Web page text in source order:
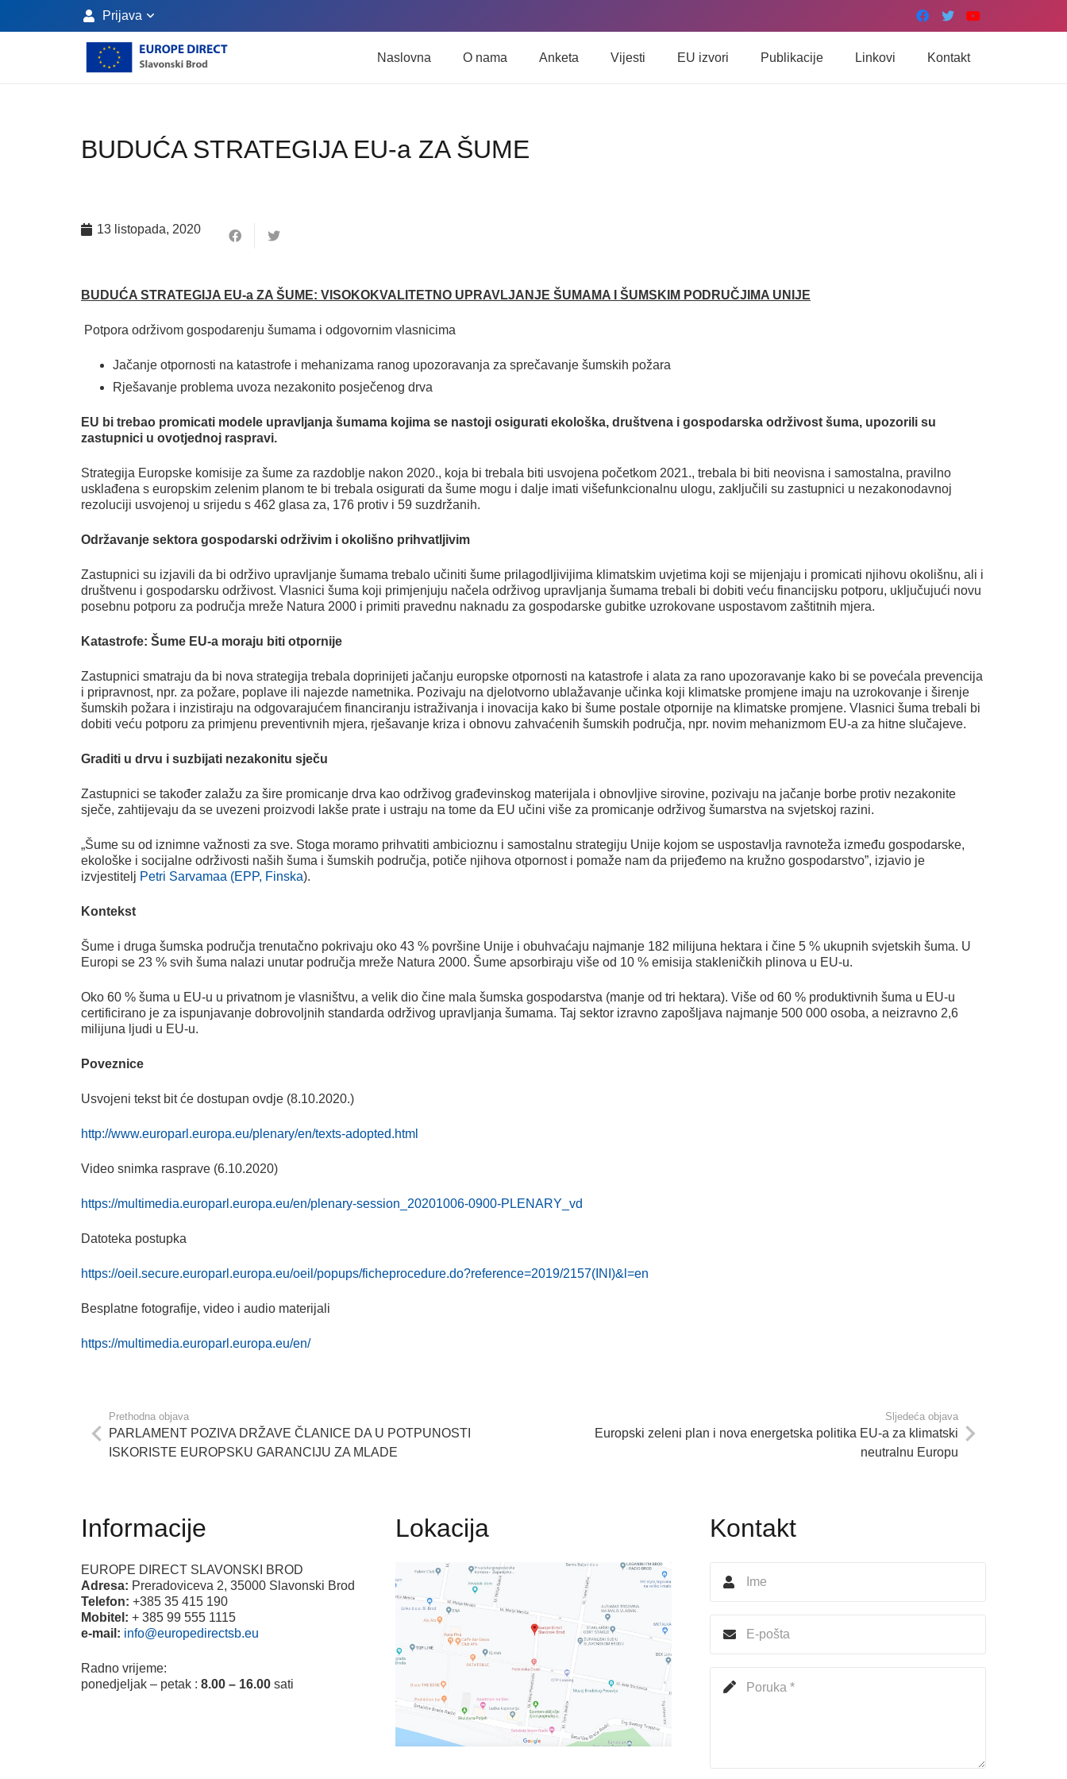
Prijava
Naslovna O nama Anketa Vijesti EU izvori Publikacije Linkovi Kontakt
BUDUĆA STRATEGIJA EU-a ZA ŠUME
13 listopada, 2020
BUDUĆA STRATEGIJA EU-a ZA ŠUME: VISOKOKVALITETNO UPRAVLJANJE ŠUMAMA I ŠUMSKIM PODRUČJIMA UNIJE
Potpora održivom gospodarenju šumama i odgovornim vlasnicima
Jačanje otpornosti na katastrofe i mehanizama ranog upozoravanja za sprečavanje šumskih požara
Rješavanje problema uvoza nezakonito posječenog drva
EU bi trebao promicati modele upravljanja šumama kojima se nastoji osigurati ekološka, društvena i gospodarska održivost šuma, upozorili su
zastupnici u ovotjednoj raspravi.
Strategija Europske komisije za šume za razdoblje nakon 2020., koja bi trebala biti usvojena početkom 2021., trebala bi biti neovisna i samostalna, pravilno
usklađena s europskim zelenim planom te bi trebala osigurati da šume mogu i dalje imati višefunkcionalnu ulogu, zaključili su zastupnici u nezakonodavnoj
rezoluciji usvojenoj u srijedu s 462 glasa za, 176 protiv i 59 suzdržanih.
Održavanje sektora gospodarski održivim i okolišno prihvatljivim
Zastupnici su izjavili da bi održivo upravljanje šumama trebalo učiniti šume prilagodljivijima klimatskim uvjetima koji se mijenjaju i promicati njihovu okolišnu, ali i
društvenu i gospodarsku održivost. Vlasnici šuma koji primjenjuju načela održivog upravljanja šumama trebali bi dobiti veću financijsku potporu, uključujući novu
posebnu potporu za područja mreže Natura 2000 i primiti pravednu naknadu za gospodarske gubitke uzrokovane uspostavom zaštitnih mjera.
Katastrofe: Šume EU-a moraju biti otpornije
Zastupnici smatraju da bi nova strategija trebala doprinijeti jačanju europske otpornosti na katastrofe i alata za rano upozoravanje kako bi se povećala prevencija
i pripravnost, npr. za požare, poplave ili najezde nametnika. Pozivaju na djelotvorno ublažavanje učinka koji klimatske promjene imaju na uzrokovanje i širenje
šumskih požara i inzistiraju na odgovarajućem financiranju istraživanja i inovacija kako bi šume postale otpornije na klimatske promjene. Vlasnici šuma trebali bi
dobiti veću potporu za primjenu preventivnih mjera, rješavanje kriza i obnovu zahvaćenih šumskih područja, npr. novim mehanizmom EU-a za hitne slučajeve.
Graditi u drvu i suzbijati nezakonitu sječu
Zastupnici se također zalažu za šire promicanje drva kao održivog građevinskog materijala i obnovljive sirovine, pozivaju na jačanje borbe protiv nezakonite
sječe, zahtijevaju da se uvezeni proizvodi lakše prate i ustraju na tome da EU učini više za promicanje održivog šumarstva na svjetskoj razini.
„Šume su od iznimne važnosti za sve. Stoga moramo prihvatiti ambicioznu i samostalnu strategiju Unije kojom se uspostavlja ravnoteža između gospodarske,
ekološke i socijalne održivosti naših šuma i šumskih područja, potiče njihova otpornost i pomaže nam da prijeđemo na kružno gospodarstvo”, izjavio je
izvjestitelj Petri Sarvamaa (EPP, Finska).
Kontekst
Šume i druga šumska područja trenutačno pokrivaju oko 43 % površine Unije i obuhvaćaju najmanje 182 milijuna hektara i čine 5 % ukupnih svjetskih šuma. U
Europi se 23 % svih šuma nalazi unutar područja mreže Natura 2000. Šume apsorbiraju više od 10 % emisija stakleničkih plinova u EU-u.
Oko 60 % šuma u EU-u u privatnom je vlasništvu, a velik dio čine mala šumska gospodarstva (manje od tri hektara). Više od 60 % produktivnih šuma u EU-u
certificirano je za ispunjavanje dobrovoljnih standarda održivog upravljanja šumama. Taj sektor izravno zapošljava najmanje 500 000 osoba, a neizravno 2,6
milijuna ljudi u EU-u.
Poveznice
Usvojeni tekst bit će dostupan ovdje (8.10.2020.)
http://www.europarl.europa.eu/plenary/en/texts-adopted.html
Video snimka rasprave (6.10.2020)
https://multimedia.europarl.europa.eu/en/plenary-session_20201006-0900-PLENARY_vd
Datoteka postupka
https://oeil.secure.europarl.europa.eu/oeil/popups/ficheprocedure.do?reference=2019/2157(INI)&l=en
Besplatne fotografije, video i audio materijali
https://multimedia.europarl.europa.eu/en/
Prethodna objava
PARLAMENT POZIVA DRŽAVE ČLANICE DA U POTPUNOSTI
ISKORISTE EUROPSKU GARANCIJU ZA MLADE
Sljedeća objava
Europski zeleni plan i nova energetska politika EU-a za klimatski
neutralnu Europu
Informacije
EUROPE DIRECT SLAVONSKI BROD
Adresa: Preradoviceva 2, 35000 Slavonski Brod
Telefon: +385 35 415 190
Mobitel: + 385 99 555 1115
e-mail: info@europedirectsb.eu
Radno vrijeme:
ponedjeljak – petak : 8.00 – 16.00 sati
Lokacija Kontakt